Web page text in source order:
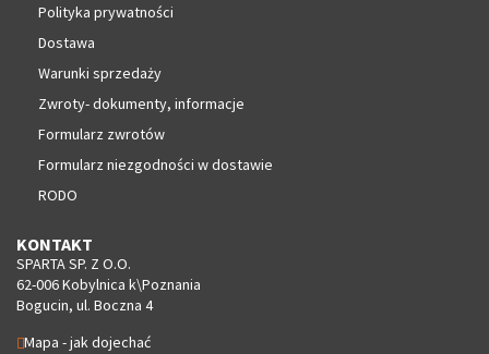
Polityka prywatności
Dostawa
Warunki sprzedaży
Zwroty- dokumenty, informacje
Formularz zwrotów
Formularz niezgodności w dostawie
RODO
KONTAKT
SPARTA SP. Z O.O.
62-006 Kobylnica k\Poznania
Bogucin, ul. Boczna 4
Mapa - jak dojechać